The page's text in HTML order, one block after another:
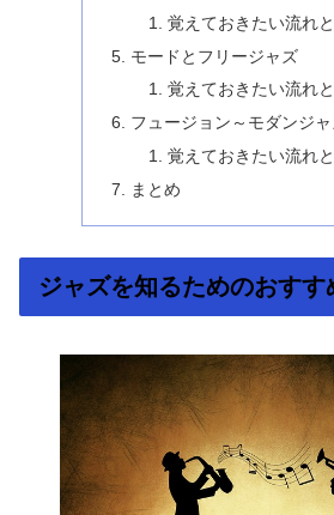
覚えておきたい流れ
モードとフリージャズ
覚えておきたい流れ
フュージョン～モダンジ
覚えておきたい流れ
まとめ
ジャズを知るためのおすす